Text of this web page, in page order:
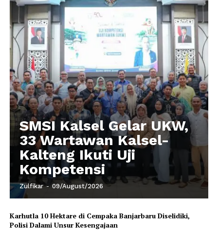
SMSI Kalsel Gelar UKW,
33 Wartawan Kalsel-
Kalteng Ikuti Uji
Kompetensi
Zulfikar - 09/August/2026
Karhutla 10 Hektare di Cempaka Banjarbaru Diselidiki,
Polisi Dalami Unsur Kesengajaan